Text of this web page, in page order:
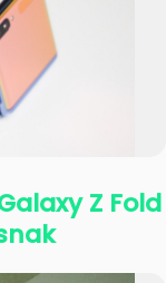
Z Fold